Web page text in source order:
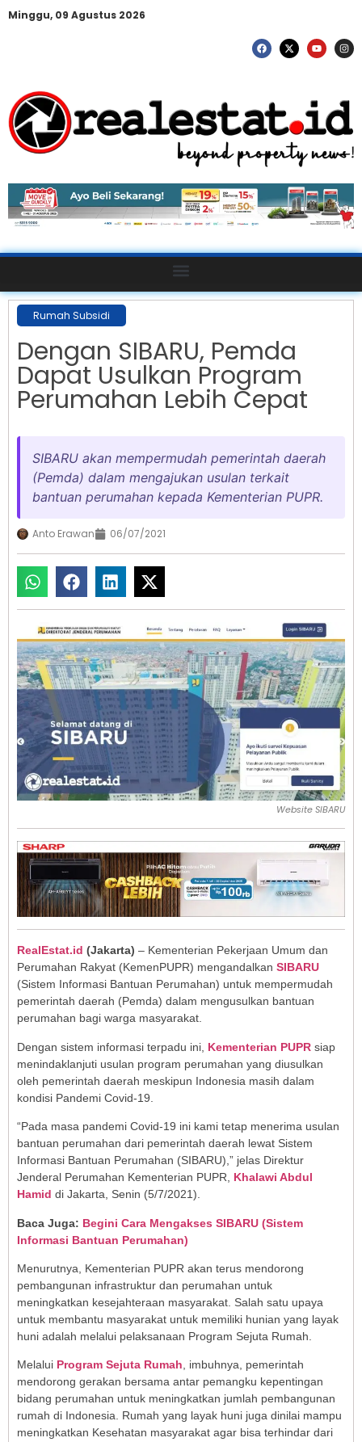
Minggu, 09 Agustus 2026
Rumah Subsidi
Dengan SIBARU, Pemda
Dapat Usulkan Program
Perumahan Lebih Cepat
SIBARU akan mempermudah pemerintah daerah
(Pemda) dalam mengajukan usulan terkait
bantuan perumahan kepada Kementerian PUPR.
Anto Erawan 06/07/2021
Website SIBARU
RealEstat.id (Jakarta) – Kementerian Pekerjaan Umum dan
Perumahan Rakyat (KemenPUPR) mengandalkan SIBARU
(Sistem Informasi Bantuan Perumahan) untuk mempermudah
pemerintah daerah (Pemda) dalam mengusulkan bantuan
perumahan bagi warga masyarakat.
Dengan sistem informasi terpadu ini, Kementerian PUPR siap
menindaklanjuti usulan program perumahan yang diusulkan
oleh pemerintah daerah meskipun Indonesia masih dalam
kondisi Pandemi Covid-19.
“Pada masa pandemi Covid-19 ini kami tetap menerima usulan
bantuan perumahan dari pemerintah daerah lewat Sistem
Informasi Bantuan Perumahan (SIBARU),” jelas Direktur
Jenderal Perumahan Kementerian PUPR, Khalawi Abdul
Hamid di Jakarta, Senin (5/7/2021).
Baca Juga: Begini Cara Mengakses SIBARU (Sistem
Informasi Bantuan Perumahan)
Menurutnya, Kementerian PUPR akan terus mendorong
pembangunan infrastruktur dan perumahan untuk
meningkatkan kesejahteraan masyarakat. Salah satu upaya
untuk membantu masyarakat untuk memiliki hunian yang layak
huni adalah melalui pelaksanaan Program Sejuta Rumah.
Melalui Program Sejuta Rumah, imbuhnya, pemerintah
mendorong gerakan bersama antar pemangku kepentingan
bidang perumahan untuk meningkatkan jumlah pembangunan
rumah di Indonesia. Rumah yang layak huni juga dinilai mampu
meningkatkan Kesehatan masyarakat agar bisa terhindar dari